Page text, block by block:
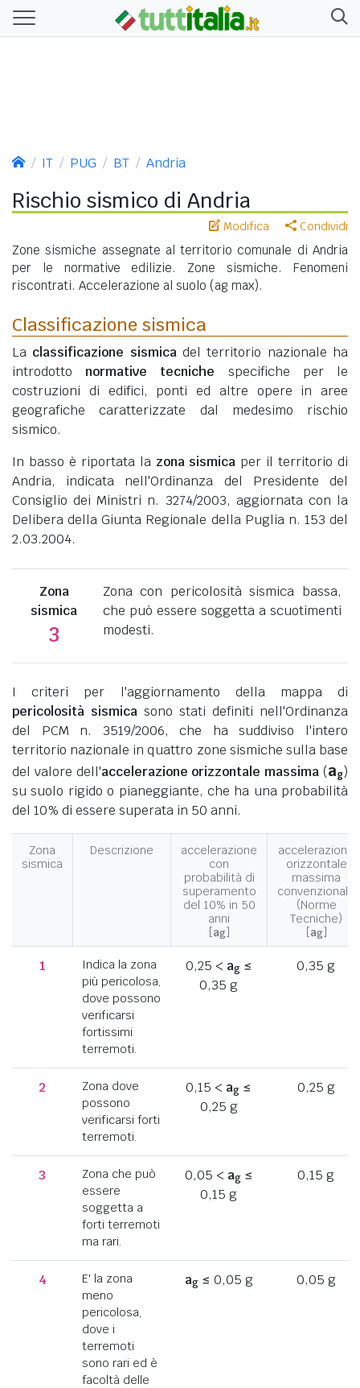
IT PUG BT Andria
Rischio sismico di Andria
Modifica Condividi
Zone sismiche assegnate al territorio comunale di Andria
per le normative edilizie. Zone sismiche. Fenomeni
riscontrati. Accelerazione al suolo (ag max).
Classificazione sismica
La classificazione sismicadel territorio nazionale ha
introdotto normative tecniche specifiche per le
costruzioni di edifici, ponti ed altre opere in aree
geografiche caratterizzate dal medesimo rischio
sismico.
In basso è riportata la zona sismica per il territorio di
Andria, indicata nell'Ordinanza del Presidente del
Consiglio dei Ministri n. 3274/2003, aggiornata con la
Delibera della Giunta Regionale della Puglia n. 153 del
2.03.2004.
Zona
sismica
3
Zona con pericolosità sismica bassa,
che può essere soggetta a scuotimenti
modesti.
I criteri per l'aggiornamento della mappa di
pericolosità sismica sono stati definiti nell'Ordinanza
del PCM n. 3519/2006, che ha suddiviso l'intero
territorio nazionale in quattro zone sismiche sulla base
del valore dell'accelerazione orizzontale massima (ag)
su suolo rigido o pianeggiante, che ha una probabilità
del 10% di essere superata in 50 anni.
Zona
sismica
Descrizione
accelerazione
con
probabilità di
superamento
del 10% in 50
anni
[ag]
accelerazione
orizzontale
massima
convenzionale
(Norme
Tecniche)
[ag]
1
Indica la zona
più pericolosa,
dove possono
verificarsi
fortissimi
terremoti.
0,25 < ag≤
0,35 g
0,35 g
2
Zona dove
possono
verificarsi forti
terremoti.
0,15 < ag ≤
0,25 g
0,25 g
3
Zona che può
essere
soggetta a
forti terremoti
ma rari.
0,05 < ag≤
0,15 g
0,15 g
4
E' la zona
meno
pericolosa,
dove i
terremoti
sono rari ed è
facoltà delle
ag≤ 0,05 g 0,05 g